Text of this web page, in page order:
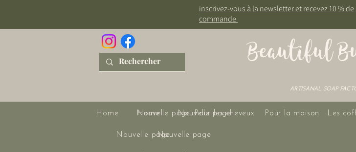
inscrivez-vous à la newsletter et recevez 10 %
commande
Beautiful
ARTISANAL SOAP
Home Nouvelle page
Nouvelle page
Home Nouvelle page
Nouvelle page
Pour les cheveux Pour la maison Les